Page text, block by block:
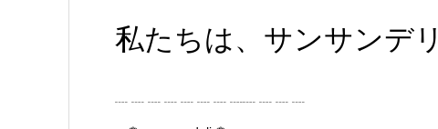
私たちは、サンサンデ
┈ ┈ ┈ ┈ ┈ ┈ ┈ ┈┈ ┈ ┈ ┈